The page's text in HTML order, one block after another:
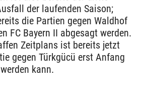
der laufenden Saison;
die Partien gegen Waldhof
FC Bayern II abgesagt werden.
Zeitplans ist bereits jetzt
gegen Türkgücü erst Anfang
kann.